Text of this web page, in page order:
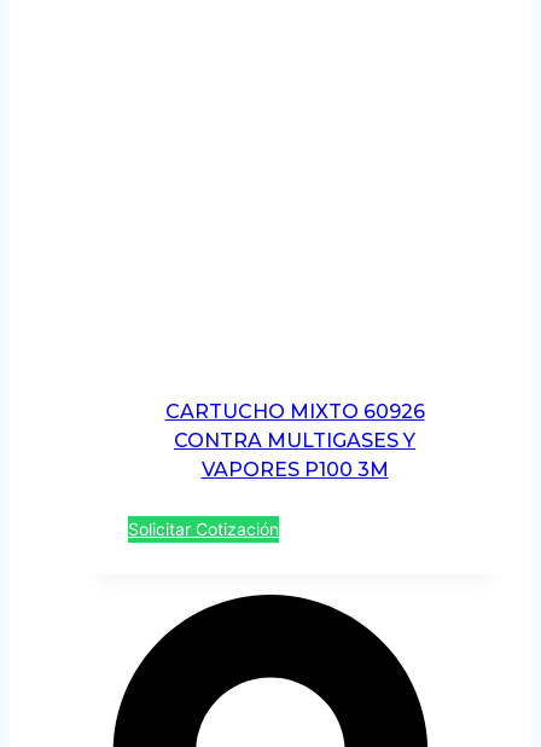
CARTUCHO MIXTO 60926
CONTRA MULTIGASES Y
VAPORES P100 3M
Solicitar Cotización